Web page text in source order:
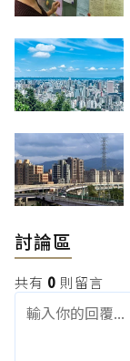
討論區
共有 0 則留言